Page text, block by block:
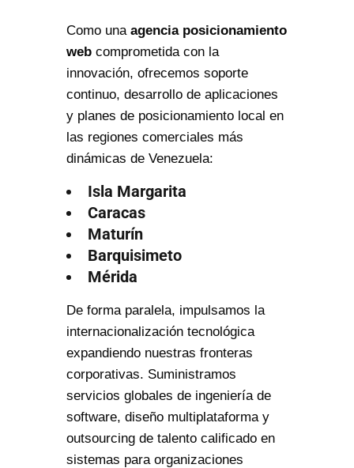
Como una agencia posicionamiento
web comprometida con la
innovación, ofrecemos soporte
continuo, desarrollo de aplicaciones
y planes de posicionamiento local en
las regiones comerciales más
dinámicas de Venezuela:
Isla Margarita
Caracas
Maturín
Barquisimeto
Mérida
De forma paralela, impulsamos la
internacionalización tecnológica
expandiendo nuestras fronteras
corporativas. Suministramos
servicios globales de ingeniería de
software, diseño multiplataforma y
outsourcing de talento calificado en
sistemas para organizaciones